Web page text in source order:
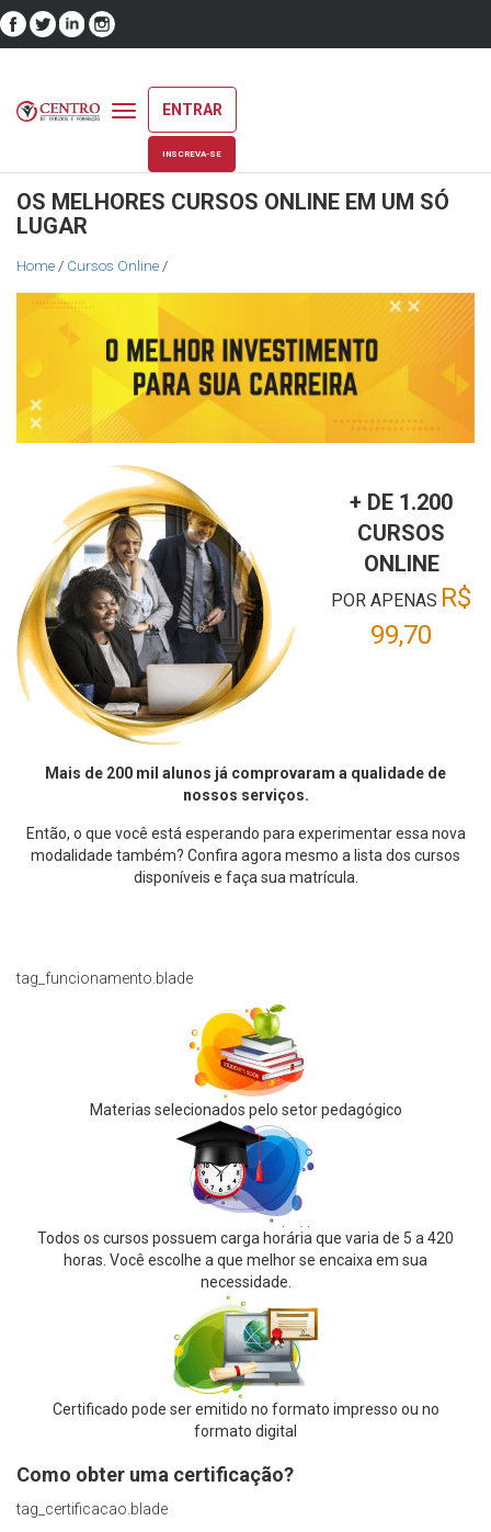
Toggle
navigation
ENTRAR
INSCREVA-SE
OS MELHORES CURSOS ONLINE EM UM SÓ
LUGAR
Home / Cursos Online /
+ DE 1.200
CURSOS
ONLINE
POR APENAS R$
99,70
Mais de 200 mil alunos já comprovaram a qualidade de
nossos serviços.
Então, o que você está esperando para experimentar essa nova
modalidade também? Confira agora mesmo a lista dos cursos
disponíveis e faça sua matrícula.
tag_funcionamento.blade
Materias selecionados pelo setor pedagógico
Todos os cursos possuem carga horária que varia de 5 a 420
horas. Você escolhe a que melhor se encaixa em sua
necessidade.
Certificado pode ser emitido no formato impresso ou no
formato digital
Como obter uma certificação?
tag_certificacao.blade